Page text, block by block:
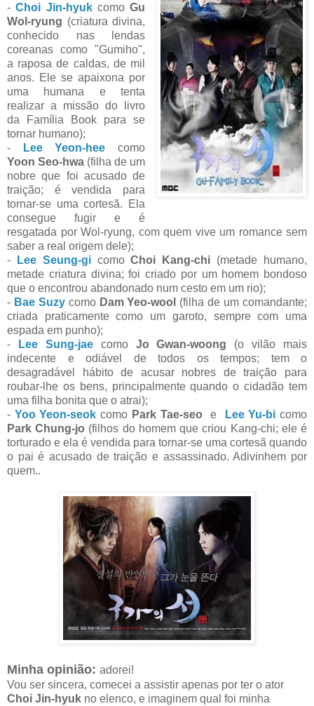
-Choi Jin-hyukcomoGu
Wol-ryung (criatura divina,
conhecido nas lendas
coreanas como "Gumiho",
a raposa de caldas, de mil
anos. Ele se apaixona por
uma humana e tenta
realizar a missão do livro
da Família Book para se
tornar humano);
-
Lee Yeon-hee
como
Yoon Seo-hwa (filha de um
nobre que foi acusado de
traição; é vendida para
tornar-se uma cortesã. Ela
consegue fugir e é
resgatada por Wol-ryung, com quem vive um romance sem
saber a real origem dele);
-
Lee Seung-gicomoChoi Kang-chi (metade humano,
metade criatura divina; foi criado por um homem bondoso
que o encontrou abandonado num cesto em um rio);
- Bae Suzycomo Dam Yeo-wool (filha de um comandante;
criada praticamente como um garoto, sempre com uma
espada em punho);
-
Lee Sung-jaecomo Jo Gwan-woong (o vilão mais
indecente e odiável de todos os tempos; tem o
desagradável hábito de acusar nobres de traição para
roubar-lhe os bens, principalmente quando o cidadão tem
uma filha bonita que o atrai);
- Yoo Yeon-seok como Park Tae-seo e Lee Yu-bi como
Park Chung-jo (filhos do homem que criou Kang-chi; ele é
torturado e ela é vendida para tornar-se uma cortesã quando
o pai é acusado de traição e assassinado. Adivinhem por
quem..
Minha opinião: adorei!
Vou ser sincera, comecei a assistir apenas por ter o ator
Choi Jin-hyuk no elenco, e imaginem qual foi minha